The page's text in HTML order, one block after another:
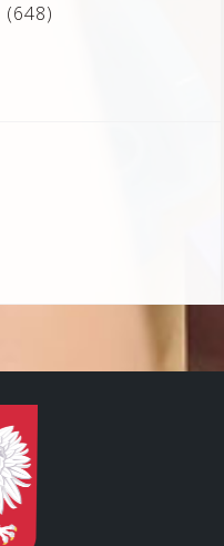
(648)